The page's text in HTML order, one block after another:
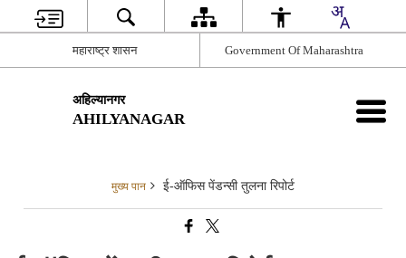
महाराष्ट्र शासन Government Of Maharashtra
अहिल्यानगर
AHILYANAGAR
मुख्य पान ई-ऑफिस पेंडन्सी तुलना रिपोर्ट